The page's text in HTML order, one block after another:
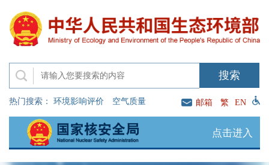
热门搜索： 环境影响评价 空气质量 邮箱 繁 EN
点击进入